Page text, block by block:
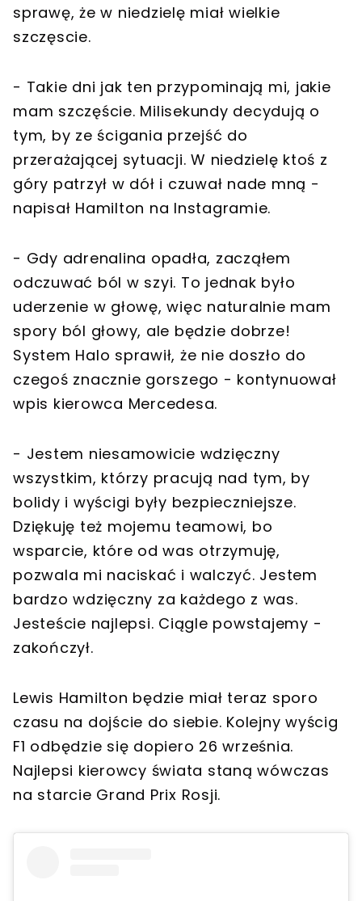
sprawę, że w niedzielę miał wielkie
szczęscie.
- Takie dni jak ten przypominają mi, jakie
mam szczęście. Milisekundy decydują o
tym, by ze ścigania przejść do
przerażającej sytuacji. W niedzielę ktoś z
góry patrzył w dół i czuwał nade mną -
napisał Hamilton na Instagramie.
- Gdy adrenalina opadła, zacząłem
odczuwać ból w szyi. To jednak było
uderzenie w głowę, więc naturalnie mam
spory ból głowy, ale będzie dobrze!
System Halo sprawił, że nie doszło do
czegoś znacznie gorszego - kontynuował
wpis kierowca Mercedesa.
- Jestem niesamowicie wdzięczny
wszystkim, którzy pracują nad tym, by
bolidy i wyścigi były bezpieczniejsze.
Dziękuję też mojemu teamowi, bo
wsparcie, które od was otrzymuję,
pozwala mi naciskać i walczyć. Jestem
bardzo wdzięczny za każdego z was.
Jesteście najlepsi. Ciągle powstajemy -
zakończył.
Lewis Hamilton będzie miał teraz sporo
czasu na dojście do siebie. Kolejny wyścig
F1 odbędzie się dopiero 26 września.
Najlepsi kierowcy świata staną wówczas
na starcie Grand Prix Rosji.